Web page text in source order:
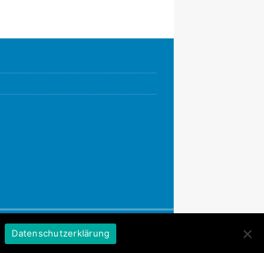
Datenschutzerklärung